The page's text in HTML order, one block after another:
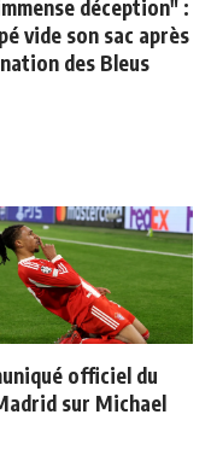
déception" :
vide son sac après
des Bleus
officiel du
sur Michael